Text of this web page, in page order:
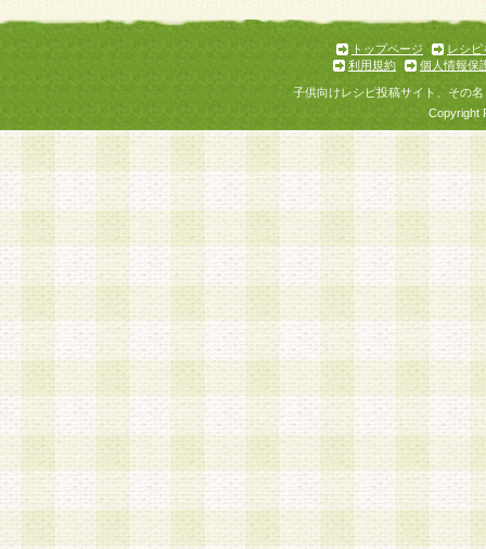
トップページ
レシピ
利用規約
個人情報保
子供向けレシピ投稿サイト、その
Copyright